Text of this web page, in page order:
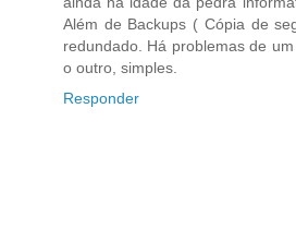
Além de Backups ( Cópia de
redundado. Há problemas de
o outro, simples.
Responder